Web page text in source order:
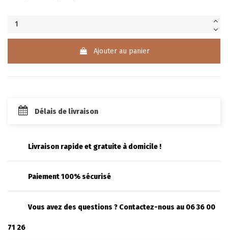
Ajouter au panier
Délais de livraison
Livraison rapide et gratuite à domicile !
Paiement 100% sécurisé
Vous avez des questions ? Contactez-nous au 06 36 00
71 26